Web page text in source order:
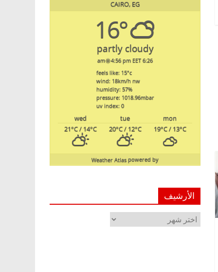
CAIRO, EG
16°
partly cloudy
6:26 am
4:56 pm EET
feels like: 15°c
wind: 18km/h nw
humidity: 57%
pressure: 1018.96mbar
uv index: 0
mon
tue
wed
19°C/ 13°C
20°C/ 12°C
21°C/ 14°C
powered by
Weather Atlas
الأرشيف
الأرشيف